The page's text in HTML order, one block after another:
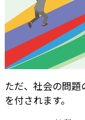
ただ、社会の問
を付されます。